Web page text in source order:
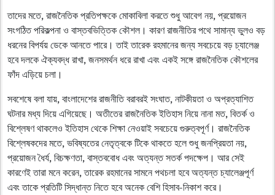
তাদের মতে, রাজনৈতিক প্রতিপক্ষকে মোকাবিলা করতে শুধু আবেগ নয়, প্রয়োজন
সংগঠিত পরিকল্পনা ও বাস্তবভিত্তিক কৌশল। কারণ রাজনীতির পথে সামান্য ভুলও বড়
ধরনের বিপর্যয় ডেকে আনতে পারে। তাই তারেক রহমানের জন্য সবচেয়ে বড় চ্যালেঞ্জ
হবে দলকে ঐক্যবদ্ধ রাখা, জনসমর্থন ধরে রাখা এবং একই সঙ্গে রাজনৈতিক কৌশলের
ফাঁদ এড়িয়ে চলা।
সবশেষে বলা যায়, বাংলাদেশের রাজনীতি বরাবরই সংঘাত, নাটকীয়তা ও অপ্রত্যাশিত
ঘটনার মধ্য দিয়ে এগিয়েছে। অতীতের রাজনৈতিক ইতিহাস নিয়ে নানা মত, বিতর্ক ও
বিশ্লেষণ থাকলেও ইতিহাস থেকে শিক্ষা নেওয়াই সবচেয়ে গুরুত্বপূর্ণ। রাজনৈতিক
বিশ্লেষকদের মতে, ভবিষ্যতের নেতৃত্বকে টিকে থাকতে হলে শুধু জনপ্রিয়তা নয়,
প্রয়োজন ধৈর্য, বিচক্ষণতা, বাস্তববোধ এবং অত্যন্ত সতর্ক পদক্ষেপ। আর সেই
কারণেই তারা মনে করেন, তারেক রহমানের সামনে পথচলা হবে অত্যন্ত চ্যালেঞ্জপূর্ণ
এবং তাকে প্রতিটি সিদ্ধান্ত নিতে হবে অনেক বেশি হিসাব-নিকাশ করে।